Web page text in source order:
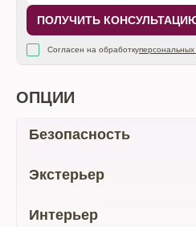
ПОЛУЧИТЬ
Согласен на обработку
ОПЦИИ
Безопасность
Экстерьер
Интерьер